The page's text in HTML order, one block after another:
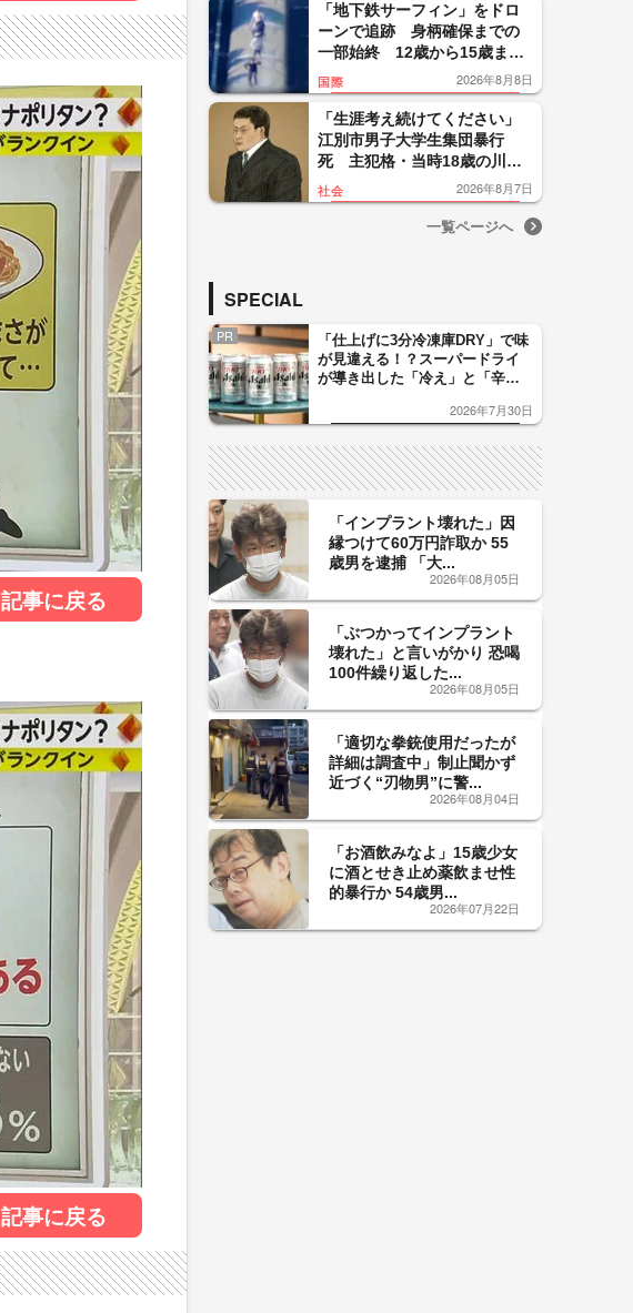
記事に戻る
記事に戻る
「地下鉄サーフィン」をドロ
ーンで追跡 身柄確保までの
一部始終 12歳から15歳まで
の少年5人を逮捕 ニューヨー
ク
国際 2026年8月8日
「生涯考え続けてください」
江別市男子大学生集団暴行
死 主犯格・当時18歳の川口
侑斗被告に無期懲役の判決
「理不尽以外の何ものでもな
社会 2026年8月7日
一覧ページへ
SPECIAL
PR
「仕上げに3分冷凍庫DRY」で味
が見違える！？スーパードライ
が導き出した「冷え」と「辛
した「辛口カーブ」が飲み頃の
2026年7月30日
「インプラント壊れた」因
縁つけて60万円詐取か 55
歳男を逮捕 「大...
2026年08月05日
「ぶつかってインプラント
壊れた」と言いがかり 恐喝
100件繰り返した...
2026年08月05日
「適切な拳銃使用だったが
詳細は調査中」制止聞かず
近づく“刃物男”に警...
2026年08月04日
「お酒飲みなよ」15歳少女
に酒とせき止め薬飲ませ性
的暴行か 54歳男...
2026年07月22日